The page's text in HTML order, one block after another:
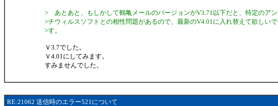
> あとあと、もしかして鶴亀メールのバージョンがV3.71以下だと、特定のアン
>チウィルスソフトとの相性問題があるので、最新のV4.01に入れ替えて欲しいで
>す。
Ｖ3.7でした。
Ｖ4.01にしてみます。
すみませんでした。
RE:21062 送信時のエラー521について